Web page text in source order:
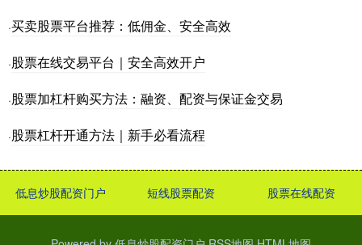
·买卖股票平台推荐：低佣金、安全高效
·股票在线交易平台｜安全高效开户
·股票加杠杆购买方法：融资、配资与保证金交易
·股票杠杆开通方法｜新手必看流程
低息炒股配资门户 短线股票配资 股票在线配资